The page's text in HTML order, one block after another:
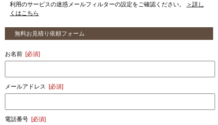
利用のサービスの迷惑メールフィルターの設定をご確認ください。
＞詳し
くはこちら
無料お見積り依頼フォーム
お名前 [必須]
メールアドレス [必須]
電話番号 [必須]